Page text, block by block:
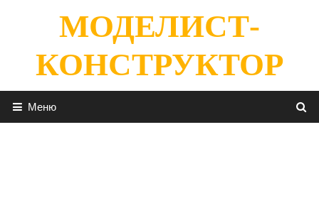
содержимомуМОДЕЛИСТ-
КОНСТРУКТОР
Меню